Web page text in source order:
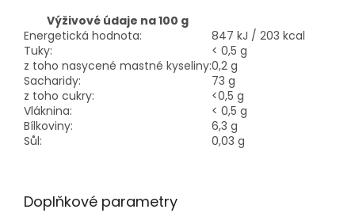
Výživové údaje na 100 g
Energetická hodnota:
847 kJ / 203 kcal
Tuky:
< 0,5 g
z toho nasycené mastné kyseliny:0,2 g
Sacharidy:
73 g
z toho cukry:
<0,5 g
Vláknina:
< 0,5 g
Bílkoviny:
6,3 g
Sůl:
0,03 g
Doplňkové parametry